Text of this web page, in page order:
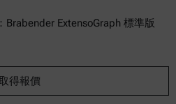
ExtensoGraph 標準版
得報價